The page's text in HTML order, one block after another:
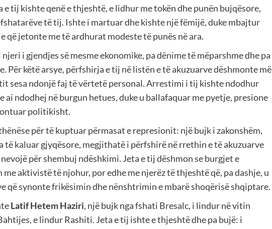
e tij kishte qenë e thjeshtë, e lidhur me tokën dhe punën bujqësore,
të tij. Ishte i martuar dhe kishte një fëmijë, duke mbajtur
që jetonte me të ardhurat modeste të punës në ara.
i gjendjes së mesme ekonomike, pa dënime të mëparshme dhe pa
Për këtë arsye, përfshirja e tij në listën e të akuzuarve dëshmonte më
sesa ndonjë faj të vërtetë personal. Arrestimi i tij kishte ndodhur
ai ndodhej në burgun hetues, duke u ballafaquar me pyetje, presione
politikisht.
për të kuptuar përmasat e represionit: një bujk i zakonshëm,
të kaluar gjyqësore, megjithatë i përfshirë në rrethin e të akuzuarve
për shembuj ndëshkimi. Jeta e tij dëshmon se burgjet e
aktivistë të njohur, por edhe me njerëz të thjeshtë që, pa dashje, u
që synonte frikësimin dhe nënshtrimin e mbarë shoqërisë shqiptare.
Latif Hetem Haziri, një bujk nga fshati Bresalc, i lindur në vitin
e lindur Rashiti. Jeta e tij ishte e thjeshtë dhe pa bujë: i